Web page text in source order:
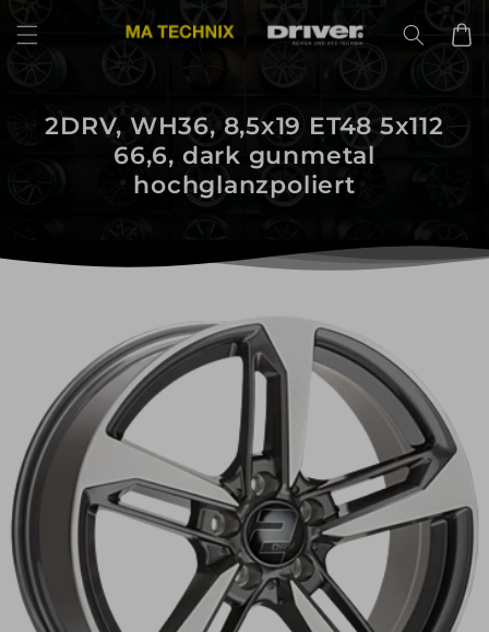
zum
Inhalt
2DRV, WH36, 8,5x19 ET48 5x112
66,6, dark gunmetal
hochglanzpoliert